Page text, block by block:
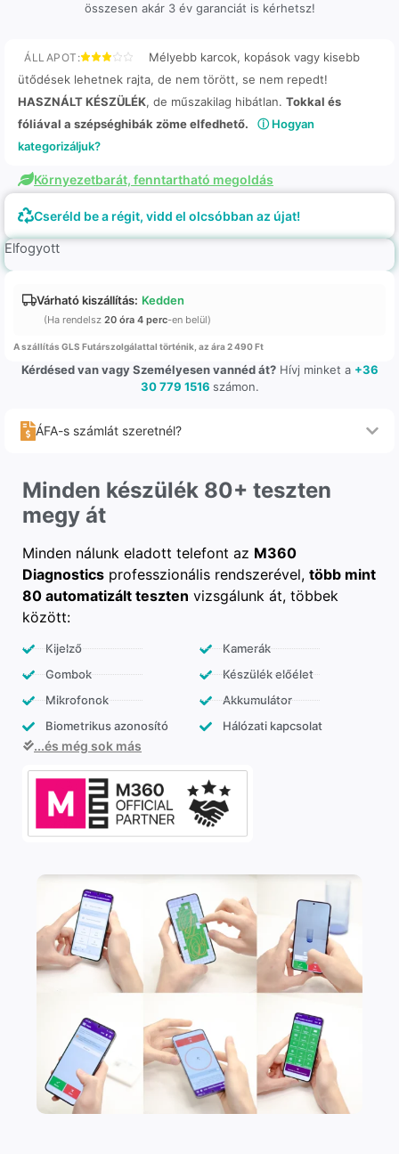
összesen akár 3 év garanciát is kérhetsz!
ÁLLAPOT:
Mélyebb karcok, kopások vagy kisebb
ütődések lehetnek rajta, de nem törött, se nem repedt!
HASZNÁLT KÉSZÜLÉK, de műszakilag hibátlan. Tokkal és
fóliával a szépséghibák zöme elfedhető.
ⓘ Hogyan
kategorizáljuk?
Környezetbarát, fenntartható megoldás
Cseréld be a régit, vidd el olcsóbban az újat!
Elfogyott
Várható kiszállítás: Kedden
(Ha rendelsz 20 óra 4 perc-en belül)
A szállítás GLS Futárszolgálattal történik, az ára 2 490 Ft
Kérdésed van vagy Személyesen vannéd át?Hívj minket a +36
30 779 1516 számon.
ÁFA-s számlát szeretnél?
Minden készülék 80+ teszten
megy át
Minden nálunk eladott telefont az M360
Diagnostics professzionális rendszerével, több mint
80 automatizált teszten vizsgálunk át, többek
között:
Kijelző
Gombok
Mikrofonok
Biometrikus azonosító
Kamerák
Készülék előélet
Akkumulátor
Hálózati kapcsolat
...és még sok más